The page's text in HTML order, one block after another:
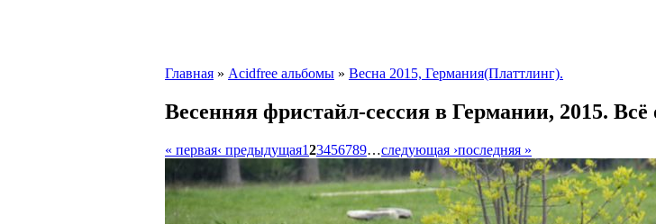
Главная » Acidfree альбомы » Весна 2015, Германия(Платтлинг).
Весенняя фристайл-сессия в Германии, 2015. Всё
« первая‹ предыдущая123456789…следующая ›последняя »